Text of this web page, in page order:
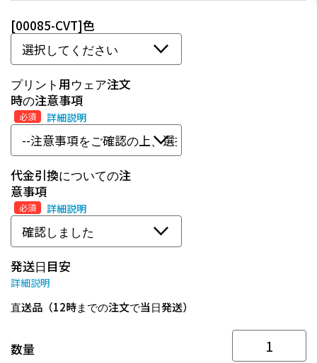
[00085-CVT]色
プリント用ウェア注文
時の注意事項
必須 詳細説明
代金引換についての注
意事項
必須 詳細説明
発送日目安
詳細説明
直送品（12時までの注文で当日発送）
数量